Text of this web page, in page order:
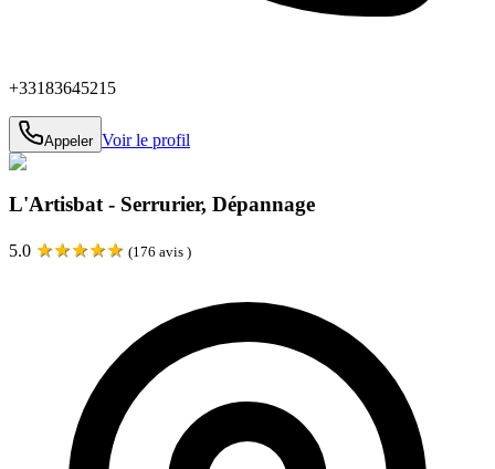
+33183645215
Appeler Voir le profil
L'Artisbat - Serrurier, Dépannage
5.0 ★★★★★ (176 avis )